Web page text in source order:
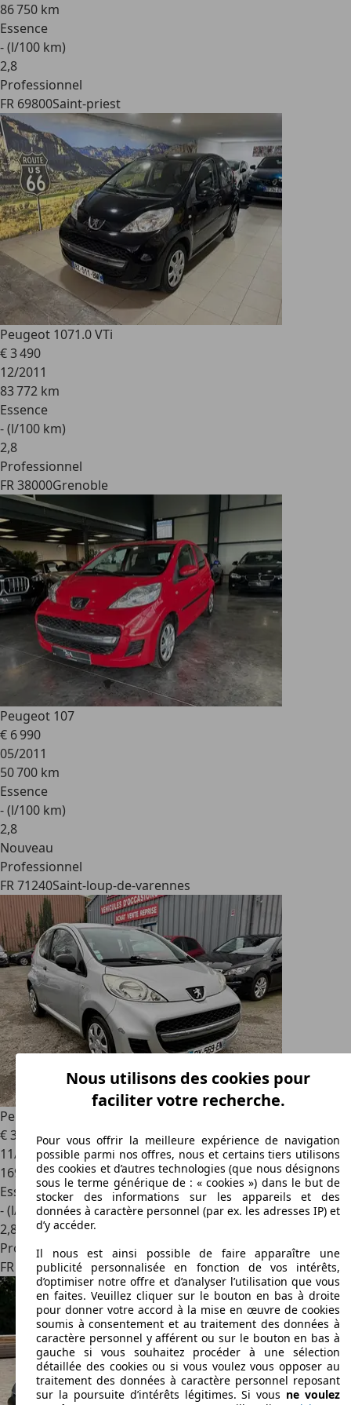
86 750 km
Essence
- (l/100 km)
2,8
Professionnel
FR 69800Saint-priest
Peugeot 1071.0 VTi
€ 3 490
12/2011
83 772 km
Essence
- (l/100 km)
2,8
Professionnel
FR 38000Grenoble
Peugeot 107
€ 6 990
05/2011
50 700 km
Essence
- (l/100 km)
2,8
Nouveau
Professionnel
FR 71240Saint-loup-de-varennes
Peugeot 107
€ 3 500
11/2011
169 500 km
Essence
- (l/100 km)
2,8
Professionnel
FR 35137Bédée
Nous utilisons des cookies pour
faciliter votre recherche.
Pour vous offrir la meilleure expérience de navigation
possible parmi nos offres, nous et certains tiers utilisons
des cookies et d’autres technologies (que nous désignons
sous le terme générique de : « cookies ») dans le but de
stocker des informations sur les appareils et des
données à caractère personnel (par ex. les adresses IP) et
d’y accéder.
Il nous est ainsi possible de faire apparaître une
publicité personnalisée en fonction de vos intérêts,
d’optimiser notre offre et d’analyser l’utilisation que vous
en faites. Veuillez cliquer sur le bouton en bas à droite
pour donner votre accord à la mise en œuvre de cookies
soumis à consentement et au traitement des données à
caractère personnel y afférent ou sur le bouton en bas à
gauche si vous souhaitez procéder à une sélection
détaillée des cookies ou si vous voulez vous opposer au
traitement des données à caractère personnel reposant
sur la poursuite d’intérêts légitimes. Si vous ne voulez